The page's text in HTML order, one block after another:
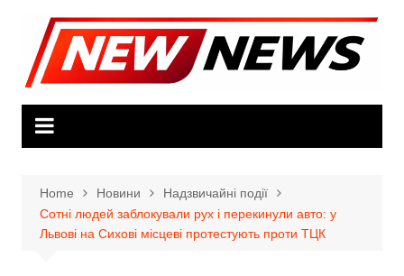
content
Home Новини
Надзвичайні події
Сотні людей заблокували рух і перекинули авто: у
Львові на Сихові місцеві протестують проти ТЦК